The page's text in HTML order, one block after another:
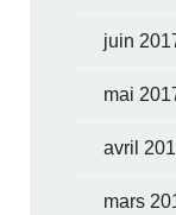
juin
mai
avril
mars